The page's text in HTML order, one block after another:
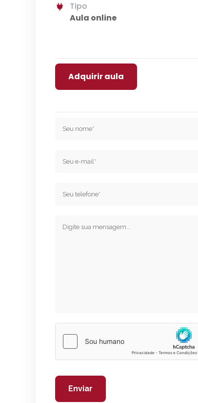
Tipo
Aula online
Adquirir aula